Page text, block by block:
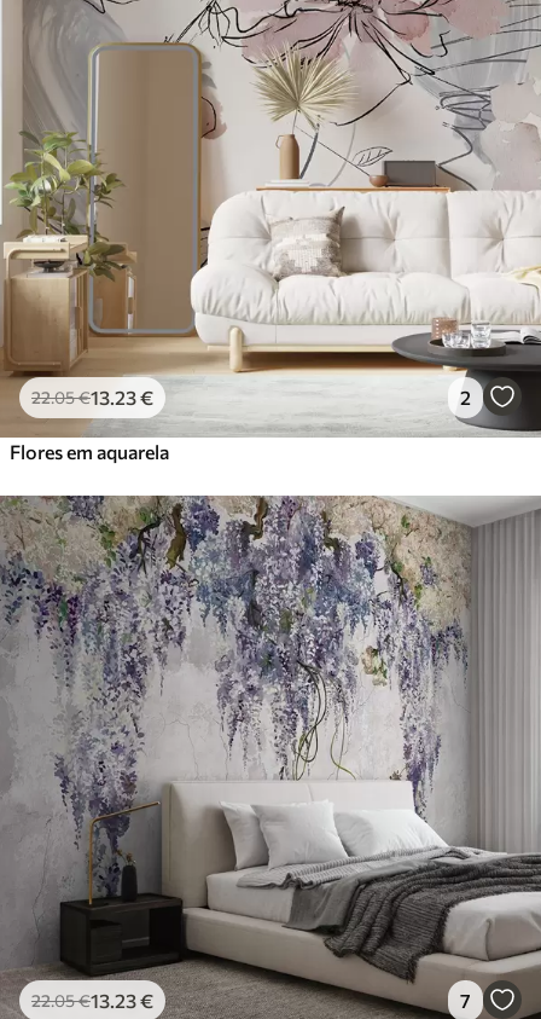
22.05€13 .23€ 2
Flores em aquarela
22.05€13 .23€ 7